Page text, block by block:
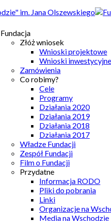
Fundacja
Złóż wniosek
Wnioski projektowe
Wnioski
Zamówienia
Co robimy?
Cele
Programy
Działania 2020
Działania 2019
Działania 2018
Działania 2017
Władze Fundacji
Zespół Fundacji
Film o Fundacji
Przydatne
Informacja RODO
Pliki do pobrania
Linki
Organizacje na
Media na Wschodzie